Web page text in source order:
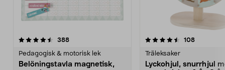
388recensioner
Pedagogisk & motorisk lek
Belöningstavla magnetisk,
4.5 av 5 stjärnor 108
Träleksaker
Lyckohjul, snurrhjul
4.5 av 5 stjärnor